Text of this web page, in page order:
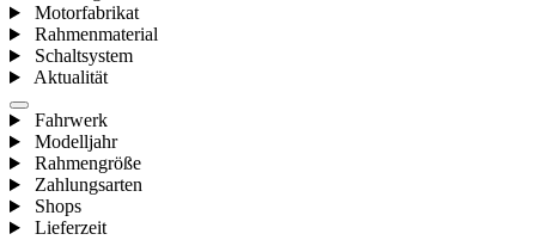
Motorfabrikat
Rahmenmaterial
Schaltsystem
Aktualität
Fahrwerk
Modelljahr
Rahmengröße
Zahlungsarten
Shops
Lieferzeit